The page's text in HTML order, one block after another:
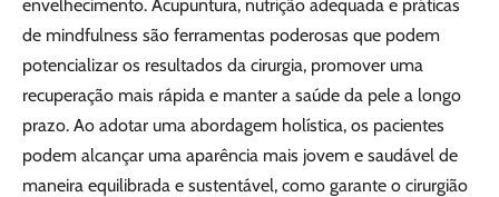
envelhecimento. Acupuntura, nutrição adequada e práticas
de mindfulness são ferramentas poderosas que podem
potencializar os resultados da cirurgia, promover uma
recuperação mais rápida e manter a saúde da pele a longo
prazo. Ao adotar uma abordagem holística, os pacientes
podem alcançar uma aparência mais jovem e saudável de
maneira equilibrada e sustentável, como garante o cirurgião